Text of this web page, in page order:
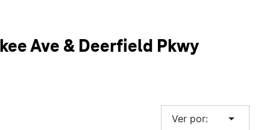
Ave & Deerfield Pkwy
Ver por: arrow_drop_down